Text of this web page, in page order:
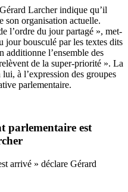
Larcher indique qu’il
son organisation actuelle.
l’ordre du jour partagé », met-
jour bousculé par les textes dits
additionne l’ensemble des
de la super-priorité ». La
à l’expression des groupes
parlementaire.
parlementaire est
arrivé » déclare Gérard